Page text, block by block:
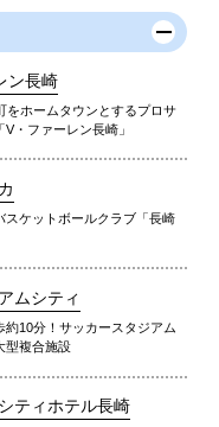
ン長崎
をホームタウンとするプロサ
V・ファーレン長崎」
スケットボールクラブ「長崎
ムシティ
約10分！サッカースタジアム
型複合施設
ティホテル長崎